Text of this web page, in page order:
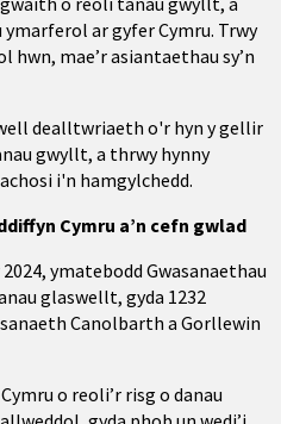
ar gyfer Cymru. Trwy
hwn, mae’r asiantaethau sy’n
dealltwriaeth o'r hyn y gellir
gwyllt, a thrwy hynny
i'n hamgylchedd.
Cymru a’n cefn gwlad
ymatebodd Gwasanaethau
glaswellt, gyda 1232
Canolbarth a Gorllewin
o reoli’r risg o danau